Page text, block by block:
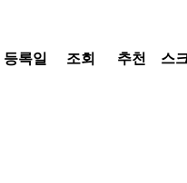
등록일 조회 추천 스